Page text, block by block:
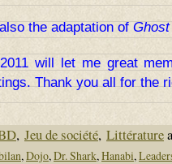
the adaptation of
will let me great
Thank you all for the
, Jeu de société, Littérature
,Dojo,Dr. Shark,Hanabi,